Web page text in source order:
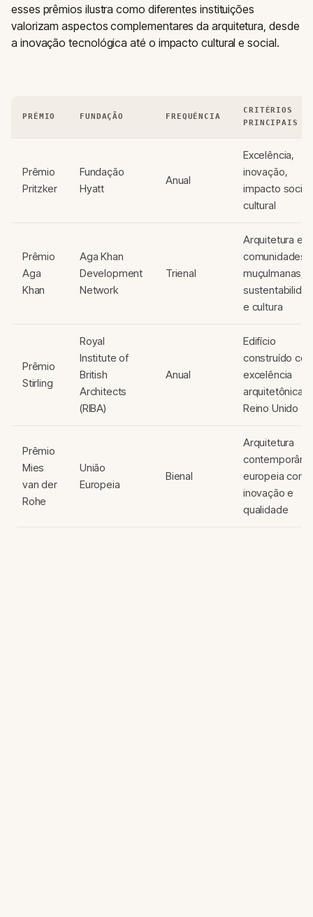
esses prêmios ilustra como diferentes instituições
valorizam aspectos complementares da arquitetura, desde
a inovação tecnológica até o impacto cultural e social.
PRÊMIO FUNDAÇÃO FREQUÊNCIA
CRITÉRIOS
PRINCIPAIS
Prêmio
Pritzker
Fundação
Hyatt
Anual
Excelência,
inovação,
impacto social
cultural
Prêmio
Aga
Khan
Aga Khan
Development
Network
Trienal
Arquitetura em
comunidades
muçulmanas,
e cultura
Prêmio
Stirling
Royal
Institute of
British
Architects
(RIBA)
Anual
Edifício
construído
excelência
arquitetônica
Reino Unido
Prêmio
Mies
van der
Rohe
União
Europeia
Bienal
Arquitetura
europeia com
inovação e
qualidade